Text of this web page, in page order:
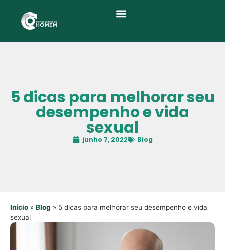
5 dicas para melhorar seu
desempenho e vida
sexual
junho 7, 2022 Blog
Início » Blog » 5 dicas para melhorar seu desempenho e vida
sexual